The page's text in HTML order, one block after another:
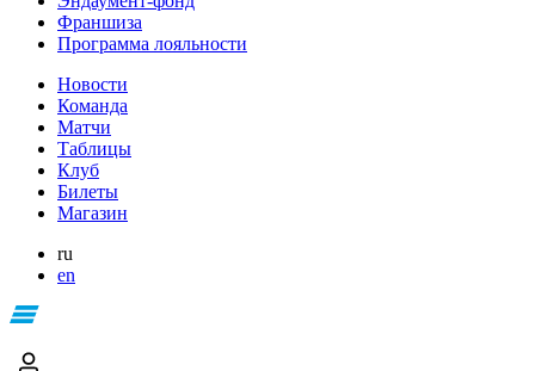
Франшиза
Программа лояльности
Новости
Команда
Матчи
Таблицы
Клуб
Билеты
Магазин
ru
en